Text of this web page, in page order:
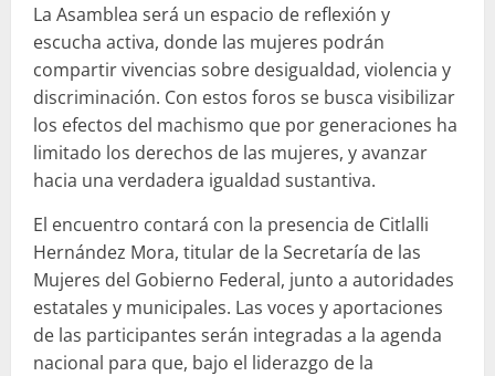
La Asamblea será un espacio de reflexión y
escucha activa, donde las mujeres podrán
compartir vivencias sobre desigualdad, violencia y
discriminación. Con estos foros se busca visibilizar
los efectos del machismo que por generaciones ha
limitado los derechos de las mujeres, y avanzar
hacia una verdadera igualdad sustantiva.
El encuentro contará con la presencia de Citlalli
Hernández Mora, titular de la Secretaría de las
Mujeres del Gobierno Federal, junto a autoridades
estatales y municipales. Las voces y aportaciones
de las participantes serán integradas a la agenda
nacional para que, bajo el liderazgo de la